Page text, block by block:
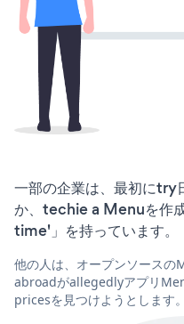
一部の企業は、最初に
か、techie a Menuを作
time'」を持っています。
他の人は、オープンソース
abroadがallegedlyアプリ
pricesを見つけようとします。